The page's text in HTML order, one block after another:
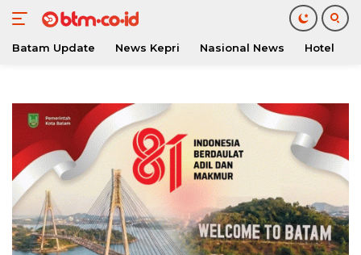
konten
Batam Update News Kepri Nasional News Hotel